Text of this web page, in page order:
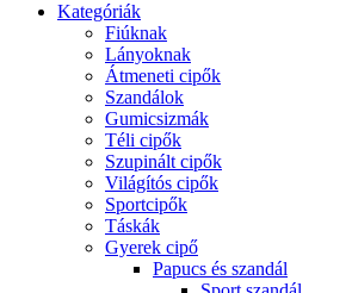
Kategóriák
Fiúknak
Lányoknak
Átmeneti cipők
Szandálok
Gumicsizmák
Téli cipők
Szupinált cipők
Világítós cipők
Sportcipők
Táskák
Gyerek cipő
Papucs és szandál